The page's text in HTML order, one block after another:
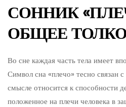
СОННИК
ОБЩЕЕ
Во сне каждая часть тела имеет
Символ сна «плечо» тесно связан
смысле относится к способности
положенное на плечи человека в